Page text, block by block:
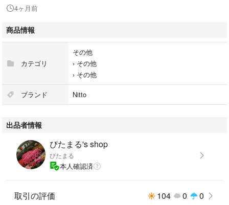
ている場合がごさいますのでご、理解の程宜しくお願い致します。
使用期限が2026年12月以降の物を発送させて頂きます。掲載させて頂いて
いるお写真と異ることがございます。
自宅保管のため、箱に小キズ等があることがございます。どうぞご理解の
程宜しくお願い致します。
#nitto
#フィルムドレッシング
#防水
#介護用品
#ニットウ
#ニトムズ
4ヶ月前
商品情報
カテゴリ
その他
› その他
› その他
ブランド Nitto
出品者情報
ぴたまる's shop
ぴたまる
本人確認済
取引の評価 104 0 0